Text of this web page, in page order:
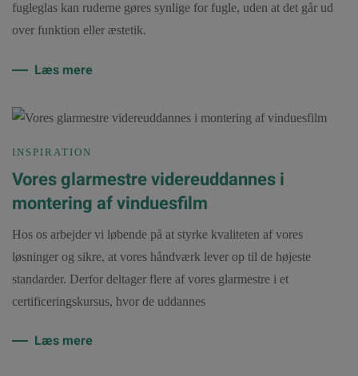
fugleglas kan ruderne gøres synlige for fugle, uden at det går ud
over funktion eller æstetik.
Læs mere
INSPIRATION
Vores glarmestre videreuddannes i
montering af vinduesfilm
Hos os arbejder vi løbende på at styrke kvaliteten af vores
løsninger og sikre, at vores håndværk lever op til de højeste
standarder. Derfor deltager flere af vores glarmestre i et
certificeringskursus, hvor de uddannes
Læs mere